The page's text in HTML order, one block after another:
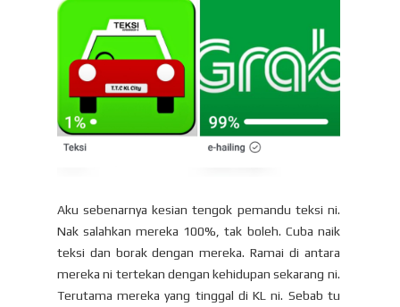
Aku sebenarnya kesian tengok pemandu teksi ni.
Nak salahkan mereka 100%, tak boleh. Cuba naik
teksi dan borak dengan mereka. Ramai di antara
mereka ni tertekan dengan kehidupan sekarang ni.
Terutama mereka yang tinggal di KL ni. Sebab tu